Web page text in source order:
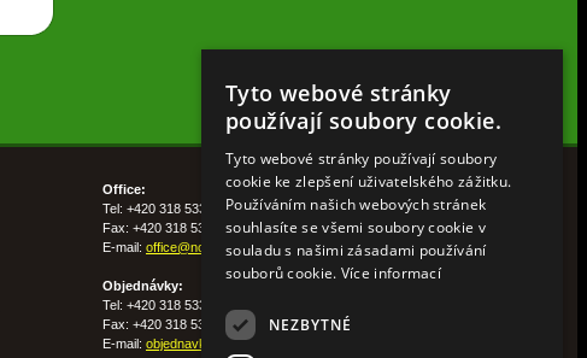
Office:
Tel: +420 318 533 511
Fax: +420 318 533 513
E-mail: office@nohelgarden.cz
Objednávky:
Tel: +420 318 533 533
Fax: +420 318 533 538
E-mail: objednavky@nohelgarden.cz
Tyto webové stránky
používají soubory cookie.
Tyto webové stránky používají soubory
cookie ke zlepšení uživatelského zážitku.
Používáním našich webových stránek
souhlasíte se všemi soubory cookie v
souladu s našimi zásadami používání
souborů cookie. Více informací
NEZBYTNÉ